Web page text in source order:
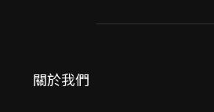
關於我們